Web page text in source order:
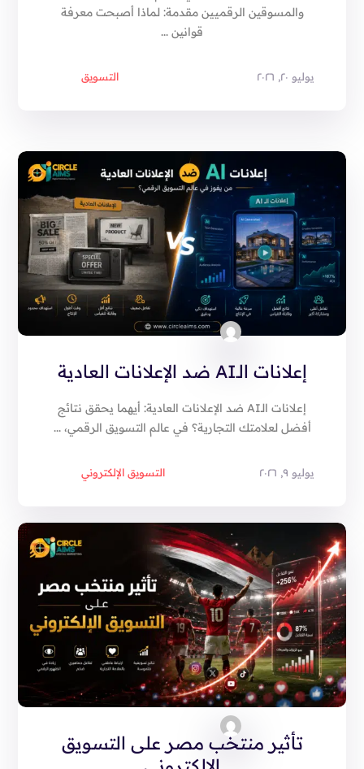
التسويق يوليو ٢٠, ٢٠٢٦
والمسوقين الرقميين مقدمة: لماذا أصبحت معرفة
قوانين ...
إعلانات الـAI ضد الإعلانات العادية
التسويق الإلكتروني يوليو ٩, ٢٠٢٦
إعلانات الـAI ضد الإعلانات العادية: أيهما يحقق نتائج
أفضل لعلامتك التجارية؟ في عالم التسويق الرقمي، ...
تأثير منتخب مصر على التسويق